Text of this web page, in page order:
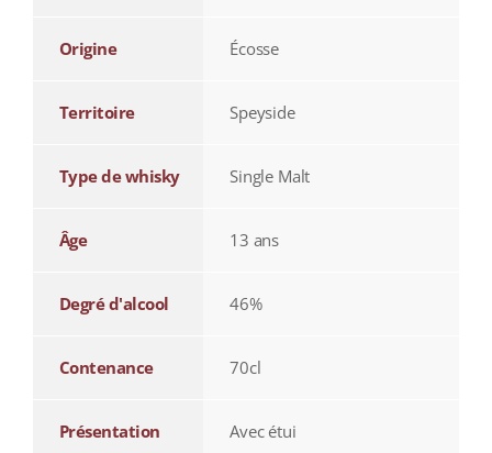
Origine Écosse
Territoire Speyside
Type de whisky Single Malt
Âge 13 ans
Degré d'alcool 46%
Contenance 70cl
Présentation Avec étui